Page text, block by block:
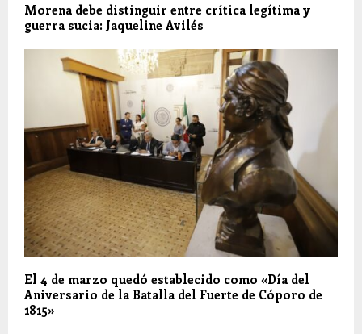
Morena debe distinguir entre crítica legítima y
guerra sucia: Jaqueline Avilés
El 4 de marzo quedó establecido como «Día del
Aniversario de la Batalla del Fuerte de Cóporo de
1815»